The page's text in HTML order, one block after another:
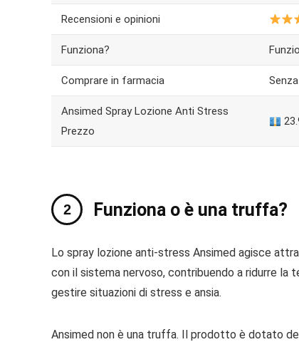
Recensioni e opinioni
Funziona?
Comprare in farmacia
Ansimed Spray Lozione Anti Stress
Prezzo
Funziona o è una truffa?
Lo spray lozione anti-stress Ansimed agisce
con il sistema nervoso, contribuendo a ridurre la
gestire situazioni di stress e ansia.
Ansimed non è una truffa. Il prodotto è dotato